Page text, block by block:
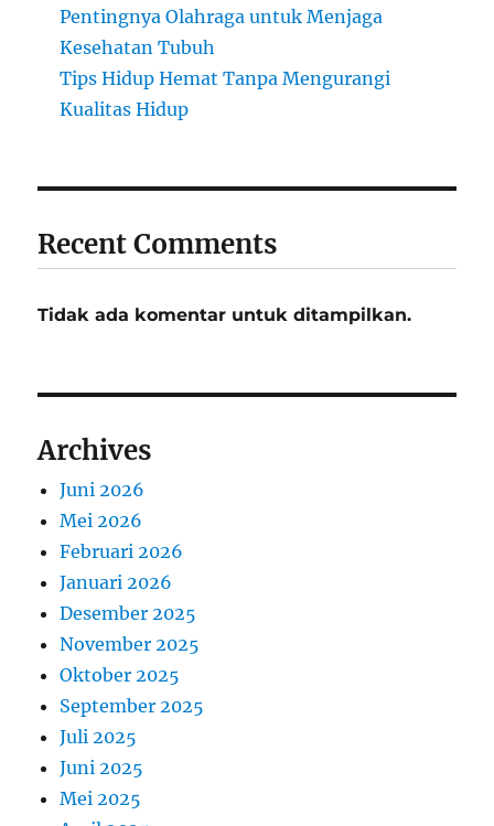
Pentingnya Olahraga untuk Menjaga
Kesehatan Tubuh
Tips Hidup Hemat Tanpa Mengurangi
Kualitas Hidup
Recent Comments
Tidak ada komentar untuk ditampilkan.
Archives
Juni 2026
Mei 2026
Februari 2026
Januari 2026
Desember 2025
November 2025
Oktober 2025
September 2025
Juli 2025
Juni 2025
Mei 2025